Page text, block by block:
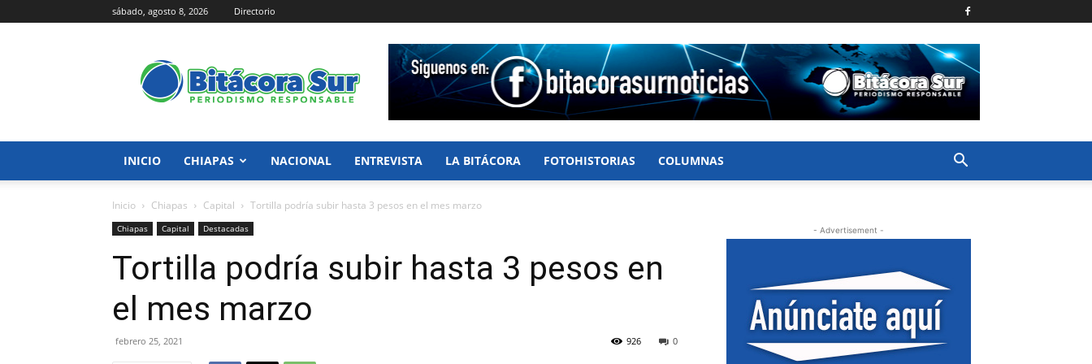
sábado, agosto 8, 2026 Directorio
Sur
INICIO CHIAPAS NACIONAL ENTREVISTA LA BITÁCORA FOTOHISTORIAS COLUMNAS
Inicio Chiapas Capital Tortilla podría subir hasta 3 pesos en el mes marzo
Chiapas Capital Destacadas
Tortilla podría subir hasta 3 pesos en
el mes marzo
febrero 25, 2021 0
926
- Advertisement -